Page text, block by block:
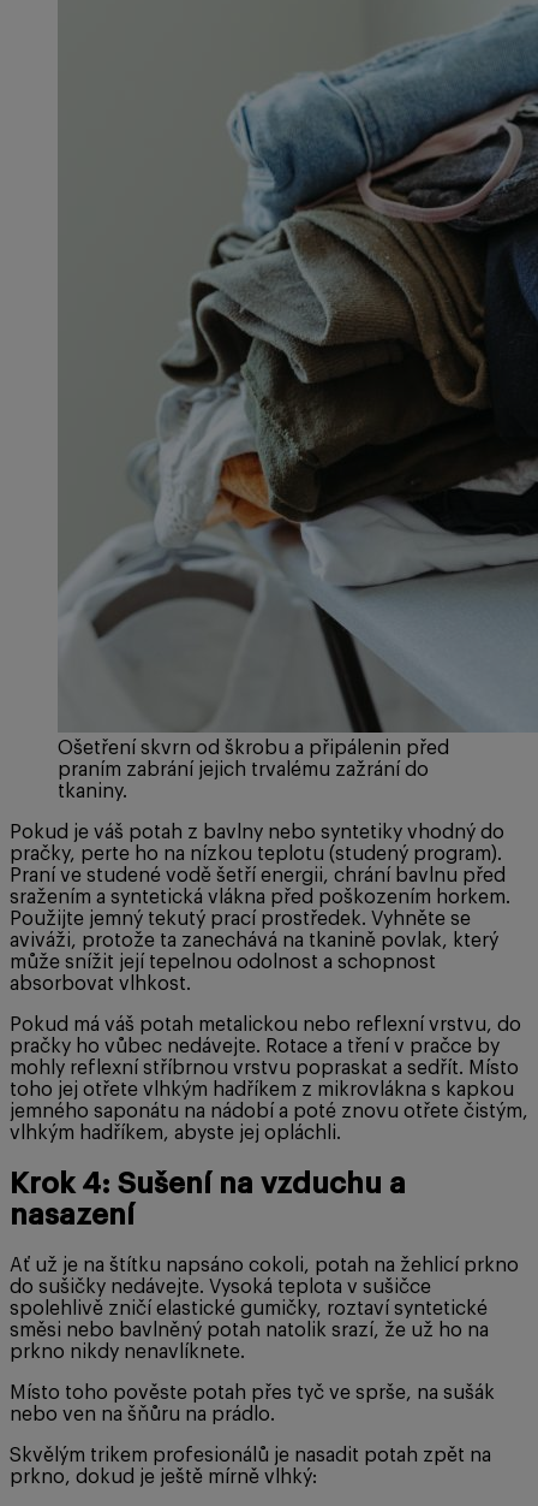
Ošetření skvrn od škrobu a připálenin před
praním zabrání jejich trvalému zažrání do
tkaniny.
Pokud je váš potah z bavlny nebo syntetiky vhodný do
pračky, perte ho na nízkou teplotu (studený program).
Praní ve studené vodě šetří energii, chrání bavlnu před
sražením a syntetická vlákna před poškozením horkem.
Použijte jemný tekutý prací prostředek. Vyhněte se
aviváži, protože ta zanechává na tkanině povlak, který
může snížit její tepelnou odolnost a schopnost
absorbovat vlhkost.
Pokud má váš potah metalickou nebo reflexní vrstvu, do
pračky ho vůbec nedávejte. Rotace a tření v pračce by
mohly reflexní stříbrnou vrstvu popraskat a sedřít. Místo
toho jej otřete vlhkým hadříkem z mikrovlákna s kapkou
jemného saponátu na nádobí a poté znovu otřete čistým,
vlhkým hadříkem, abyste jej opláchli.
Krok 4: Sušení na vzduchu a
nasazení
Ať už je na štítku napsáno cokoli, potah na žehlicí prkno
do sušičky nedávejte. Vysoká teplota v sušičce
spolehlivě zničí elastické gumičky, roztaví syntetické
směsi nebo bavlněný potah natolik srazí, že už ho na
prkno nikdy nenavlíknete.
Místo toho pověste potah přes tyč ve sprše, na sušák
nebo ven na šňůru na prádlo.
Skvělým trikem profesionálů je nasadit potah zpět na
prkno, dokud je ještě mírně vlhký: